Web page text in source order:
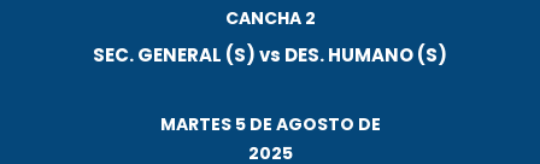
CANCHA 2
SEC. GENERAL (S) vs DES. HUMANO (S)
MARTES 5 DE AGOSTO DE
2025